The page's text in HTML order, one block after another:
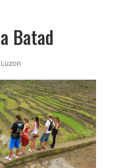
Batad
Luzon